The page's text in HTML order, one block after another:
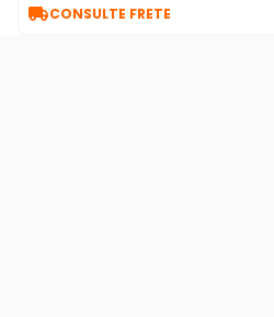
CONSULTE FRETE